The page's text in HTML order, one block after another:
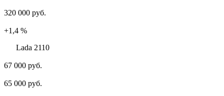
320 000 руб.
+1,4 %
Lada 2110
67 000 руб.
65 000 руб.